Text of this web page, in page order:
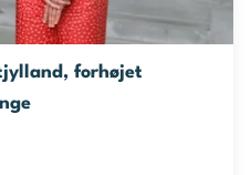
forhøjet